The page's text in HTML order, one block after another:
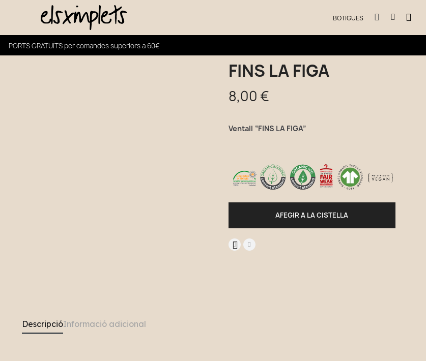
BOTIGUES
PORTS GRATUÏTS per comandes superiors a 60€
FINS LA FIGA
8,00 €
Ventall “FINS LA FIGA”
AFEGIR A LA CISTELLA
DescripcióInformació adicional